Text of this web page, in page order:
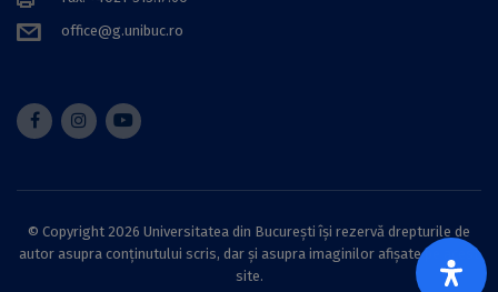
office@g.unibuc.ro
© Copyright 2026 Universitatea din București își rezervă drepturile de
autor asupra conținutului scris, dar și asupra imaginilor afișate pe acest
site.